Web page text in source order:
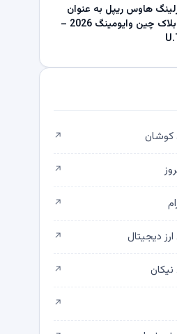
هاوس ریپل به عنوان
رویداد بلاک چین وایومینگ 2026 –
کوشان ↗
↗
↗
دیجیتال ↗
↗
↗